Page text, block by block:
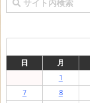
日
月
1
7
8